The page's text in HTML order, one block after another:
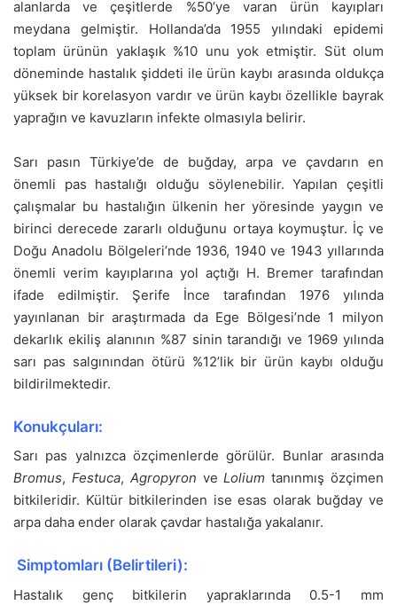
alanlarda ve çeşitlerde %50’ye varan ürün kayıpları
meydana gelmiştir. Hollanda’da 1955 yılındaki epidemi
toplam ürünün yaklaşık %10 unu yok etmiştir. Süt olum
döneminde hastalık şiddeti ile ürün kaybı arasında oldukça
yüksek bir korelasyon vardır ve ürün kaybı özellikle bayrak
yaprağın ve kavuzların infekte olmasıyla belirir.
Sarı pasın Türkiye’de de buğday, arpa ve çavdarın en
önemli pas hastalığı olduğu söylenebilir. Yapılan çeşitli
çalışmalar bu hastalığın ülkenin her yöresinde yaygın ve
birinci derecede zararlı olduğunu ortaya koymuştur. İç ve
Doğu Anadolu Bölgeleri’nde 1936, 1940 ve 1943 yıllarında
önemli verim kayıplarına yol açtığı H. Bremer tarafından
ifade edilmiştir. Şerife İnce tarafından 1976 yılında
yayınlanan bir araştırmada da Ege Bölgesi’nde 1 milyon
dekarlık ekiliş alanının %87 sinin tarandığı ve 1969 yılında
sarı pas salgınından ötürü %12’lik bir ürün kaybı olduğu
bildirilmektedir.
Konukçuları:
Sarı pas yalnızca özçimenlerde görülür. Bunlar arasında
Bromus, Festuca, Agropyron veLolium tanınmış özçimen
bitkileridir. Kültür bitkilerinden ise esas olarak buğday ve
arpa daha ender olarak çavdar hastalığa yakalanır.
Simptomları (Belirtileri):
Hastalık genç bitkilerin yapraklarında 0.5-1 mm